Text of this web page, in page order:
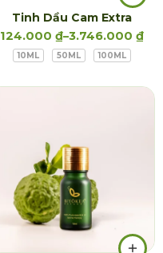
Tinh Dầu Cam Extra
124.000 ₫–3.746.000 ₫
10ML 50ML 100ML